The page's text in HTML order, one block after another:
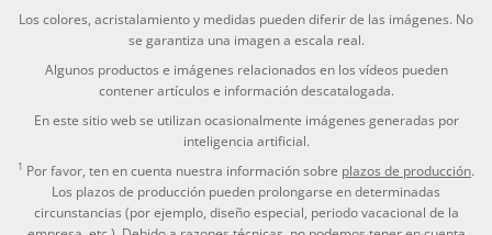
Los colores, acristalamiento y medidas pueden diferir de las imágenes. No
se garantiza una imagen a escala real.
Algunos productos e imágenes relacionados en los vídeos pueden
contener artículos e información descatalogada.
En este sitio web se utilizan ocasionalmente imágenes generadas por
inteligencia artificial.
1 Por favor, ten en cuenta nuestra información sobre plazos de producción.
Los plazos de producción pueden prolongarse en determinadas
circunstancias (por ejemplo, diseño especial, periodo vacacional de la